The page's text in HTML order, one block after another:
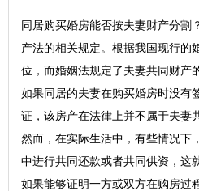
同居购买婚房能否按夫妻财产分割
产法的相关规定。根据我国现行的
位，而婚姻法规定了夫妻共同财产
如果同居的夫妻在购买婚房时没有
证，该房产在法律上并不属于夫妻
然而，在实际生活中，有些情况下
中进行共同还款或者共同供资，这
如果能够证明一方或双方在购房过